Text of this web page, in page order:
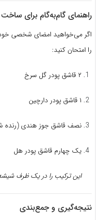
راهنمای گام‌به‌گام برای
اگر می‌خواهید امضای شخصی
را امتحان کنید:
۲ قاشق پودر گل سرخ
۱ قاشق پودر دارچین
نصف قاشق جوز هندی (رنده
یک چهارم قاشق پودر هل
این ترکیب را در یک ظرف
نتیجه‌گیری و جمع‌بندی